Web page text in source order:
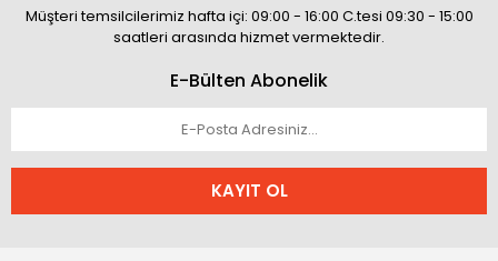
Müşteri temsilcilerimiz hafta içi: 09:00 - 16:00 C.tesi 09:30 - 15:00
saatleri arasında hizmet vermektedir.
E-Bülten Abonelik
KAYIT OL